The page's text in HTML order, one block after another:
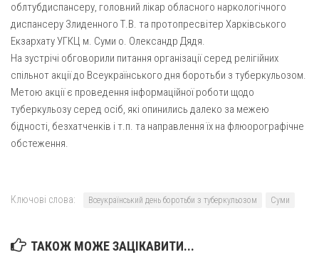
Свято-Юріївська парафія (м. Полтава)
Архистратига Михаїла (с. Пригарівка)
Благовіщення Пресвятої Богородиці (с. Шевченки)
Введення у храм Пресвятої Богородиці (с. Дашківка)
Вознесіння ГНІХ (с. Витівка)
Вознесіння Господнього (м. Кобеляки)
Св. Апостола Андрія Первозванного (с. Засулля)
Успіння Пресвятої Богородиці (м. Кременчук)
облтубдиспансеру, головний лікар обласного наркологічного
диспансеру Злиденного Т.В. та протопресвітер Харківського
Екзархату УГКЦ м. Суми о. Олександр Дядя.
На зустрічі обговорили питання організації серед релігійних
спільнот акції до Всеукраїнського дня боротьби з туберкульозом.
Метою акції є проведення інформаційної роботи щодо
туберкульозу серед осіб, які опинились далеко за межею
бідності, безхатченків і т.п. та направлення їх на флюорографічне
обстеження.
Ключові слова: Всеукраїнський день боротьби з туберкульозом Суми
ТАКОЖ МОЖЕ ЗАЦІКАВИТИ...